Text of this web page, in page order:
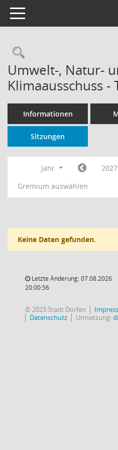
Toggle navigation
Umwelt-, Natur-
Klimaausschuss -
Informationen
Sitzungen
Jahr
2027
Gremium auswählen
Keine Daten gefunden.
Letzte Änderung: 07.08.2026
20:00:56
© 2023 Stadt Dorfen
Datenschutz
Umsetzung: